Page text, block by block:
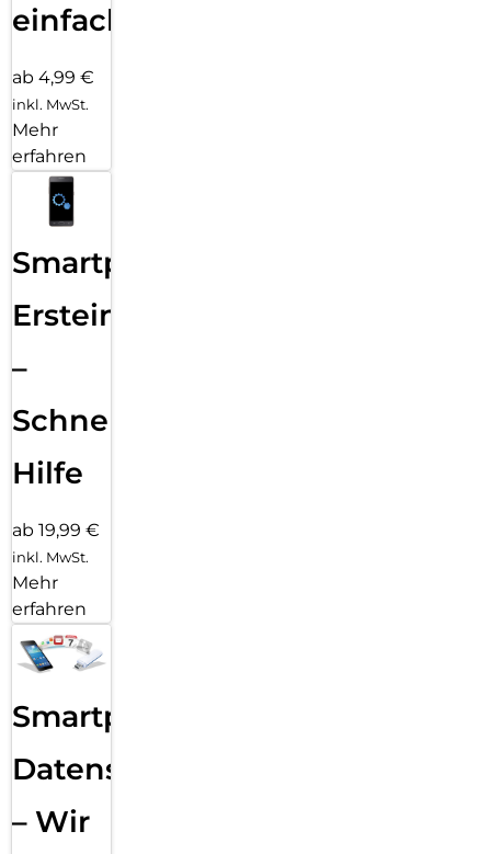
einfach
ab 4,99 €
inkl. MwSt.
Mehr
erfahren
Smartphone
Ersteinrichtung
–
Schnelle
Hilfe
ab 19,99 €
inkl. MwSt.
Mehr
erfahren
Smartphone
Datensicherung
– Wir